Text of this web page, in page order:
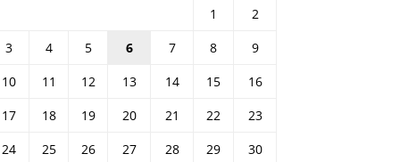
1
2
3
4 5 6 7 8
9
10
11 12 13 14 15
16
17
18 19 20 21 22
23
24
25 26 27 28 29 30